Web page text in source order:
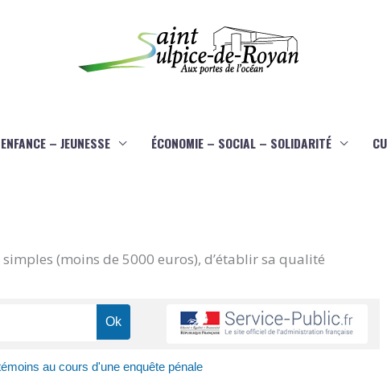
ENFANCE – JEUNESSE ÉCONOMIE – SOCIAL – SOLIDARITÉ
(moins de 5000 euros), d’établir sa qualité
au cours d'une enquête pénale